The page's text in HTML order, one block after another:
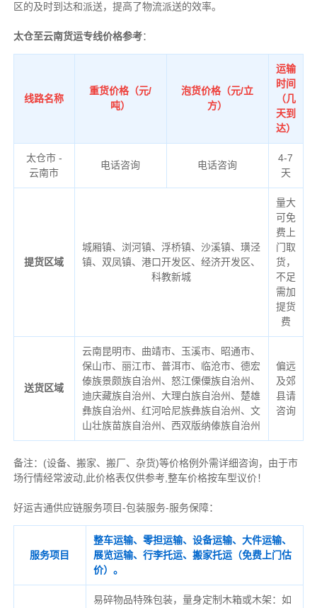
区的及时到达和派送，提高了物流派送的效率。
太仓至云南货运专线价格参考：
线路名称
重货价格（元/
吨）
泡货价格（元/立
方）
运输
时间
（几
天到
达）
太仓市 -
云南市
电话咨询 电话咨询
4-7
天
提货区域
城厢镇、浏河镇、浮桥镇、沙溪镇、璜泾
镇、双凤镇、港口开发区、经济开发区、
科教新城
量大
可免
费上
门取
货，
不足
需加
提货
费
送货区域
云南昆明市、曲靖市、玉溪市、昭通市、
保山市、丽江市、普洱市、临沧市、德宏
傣族景颇族自治州、怒江傈僳族自治州、
迪庆藏族自治州、大理白族自治州、楚雄
彝族自治州、红河哈尼族彝族自治州、文
山壮族苗族自治州、西双版纳傣族自治州
偏远
及郊
县请
咨询
备注： (设备、搬家、搬厂、杂货)等价格例外需详细咨询，由于市
场行情经常波动,此价格表仅供参考,整车价格按车型议价！
好运吉通供应链服务项目-包装服务-服务保障：
服务项目
整车运输、零担运输、设备运输、大件运输、
展览运输、行李托运、搬家托运（免费上门估
价）。
易碎物品特殊包装，量身定制木箱或木架：如